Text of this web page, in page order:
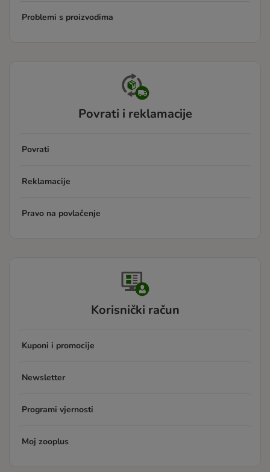
Problemi s proizvodima
Povrati i reklamacije
Povrati
Reklamacije
Pravo na povlačenje
Korisnički račun
Kuponi i promocije
Newsletter
Programi vjernosti
Moj zooplus